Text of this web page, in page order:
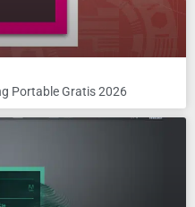
Portable Gratis 2026